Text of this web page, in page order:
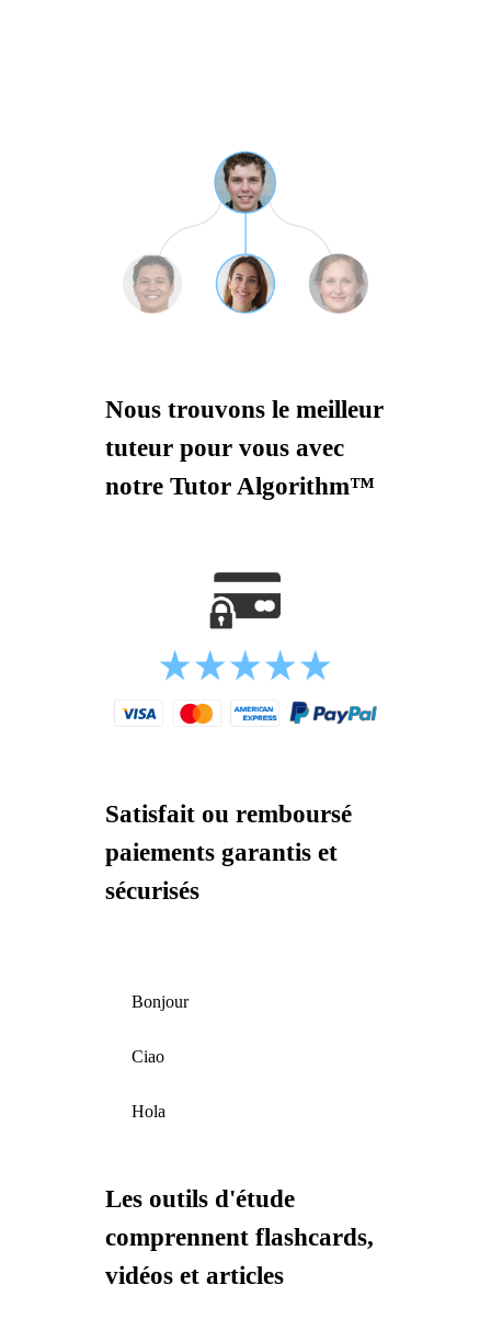
Nous trouvons le meilleur
tuteur pour vous avec
notre Tutor Algorithm™
Satisfait ou remboursé
paiements garantis et
sécurisés
Bonjour
Ciao
Hola
Les outils d'étude
comprennent flashcards,
vidéos et articles